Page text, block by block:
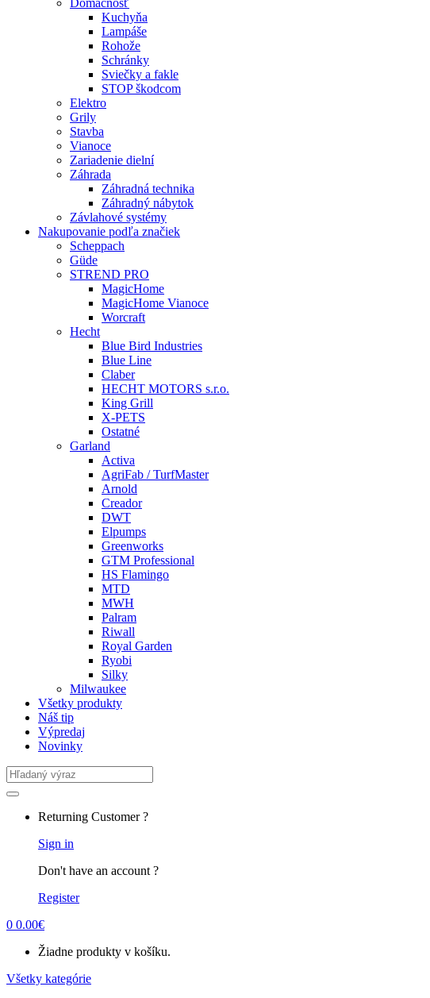
Domácnosť
Kuchyňa
Lampáše
Rohože
Schránky
Sviečky a fakle
STOP škodcom
Elektro
Grily
Stavba
Vianoce
Zariadenie dielní
Záhrada
Záhradná technika
Záhradný nábytok
Závlahové systémy
Nakupovanie podľa značiek
Scheppach
Güde
STREND PRO
MagicHome
MagicHome Vianoce
Worcraft
Hecht
Blue Bird Industries
Blue Line
Claber
HECHT MOTORS s.r.o.
King Grill
X-PETS
Ostatné
Garland
Activa
AgriFab / TurfMaster
Arnold
Creador
DWT
Elpumps
Greenworks
GTM Professional
HS Flamingo
MTD
MWH
Palram
Riwall
Royal Garden
Ryobi
Silky
Milwaukee
Všetky produkty
Náš tip
Výpredaj
Novinky
Search
for:
Returning Customer ?
Sign in
Don't have an account ?
Register
0 0.00€
Žiadne produkty v košíku.
Všetky kategórie